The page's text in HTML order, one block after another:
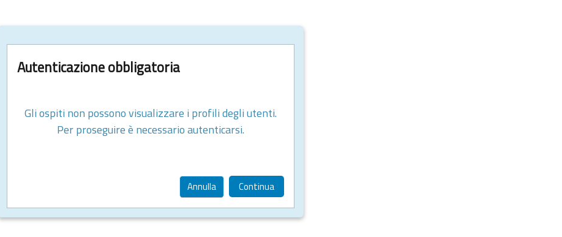
Autenticazione obbligatoria
Gli ospiti non possono visualizzare i profili degli utenti.
Per proseguire è necessario autenticarsi.
Annulla Continua